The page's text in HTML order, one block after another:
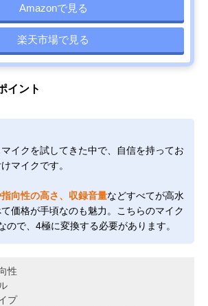
Amazonで見る
楽天市場で見る
イント
イクを試してきた中で、自信を持ってお
マイクです。
向性の高さ、収録音量などすべてが高水
価格が手頃なのも魅力。こちらのマイク
ので、4極に変換する必要があります。
性
プ